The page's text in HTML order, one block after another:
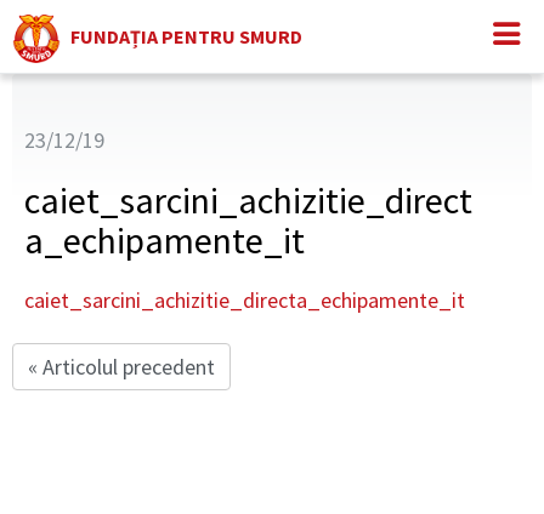
FUNDAȚIA PENTRU SMURD
23/12/19
caiet_sarcini_achizitie_direct
a_echipamente_it
caiet_sarcini_achizitie_directa_echipamente_it
« Articolul precedent